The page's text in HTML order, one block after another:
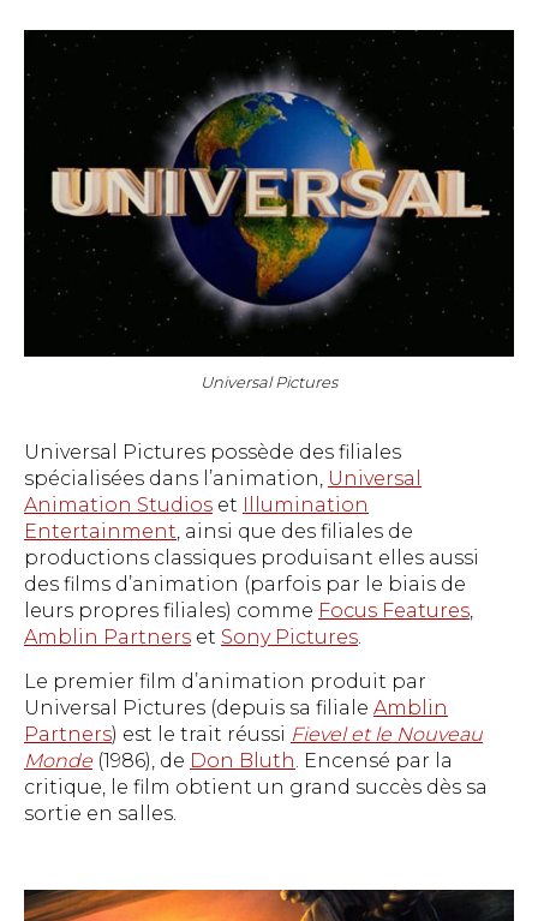
Universal Pictures
Universal Pictures possède des filiales
spécialisées dans l’animation, Universal
Animation Studios et Illumination
Entertainment, ainsi que des filiales de
productions classiques produisant elles aussi
des films d’animation (parfois par le biais de
leurs propres filiales) comme Focus Features,
Amblin Partners et Sony Pictures.
Le premier film d’animation produit par
Universal Pictures (depuis sa filiale Amblin
Partners) est le trait réussi Fievel et le Nouveau
Monde (1986), de Don Bluth. Encensé par la
critique, le film obtient un grand succès dès sa
sortie en salles.